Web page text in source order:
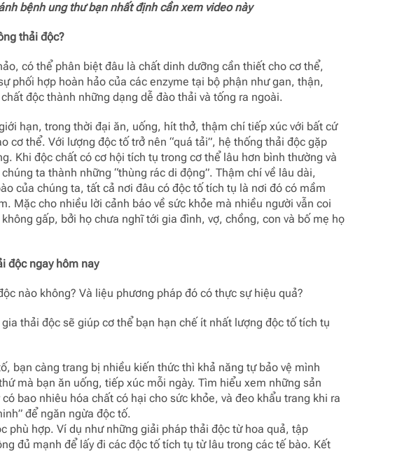
bệnh ung thư bạn nhất định cần xem video này
thải độc?
có thể phân biệt đâu là chất dinh dưỡng cần thiết cho cơ thể,
phối hợp hoàn hảo của các enzyme tại bộ phận như gan, thận,
độc thành những dạng dễ đào thải và tống ra ngoài.
hạn, trong thời đại ăn, uống, hít thở, thậm chí tiếp xúc với bất cứ
cơ thể. Với lượng độc tố trở nên “quá tải”, hệ thống thải độc gặp
Khi độc chất có cơ hội tích tụ trong cơ thể lâu hơn bình thường và
ta thành những “thùng rác di động”. Thậm chí về lâu dài,
của chúng ta, tất cả nơi đâu có độc tố tích tụ là nơi đó có mầm
Mặc cho nhiều lời cảnh báo về sức khỏe mà nhiều người vẫn coi
gấp, bởi họ chưa nghĩ tới gia đình, vợ, chồng, con và bố mẹ họ
độc ngay hôm nay
nào không? Và liệu phương pháp đó có thực sự hiệu quả?
thải độc sẽ giúp cơ thể bạn hạn chế ít nhất lượng độc tố tích tụ
bạn càng trang bị nhiều kiến thức thì khả năng tự bảo vệ mình
mà bạn ăn uống, tiếp xúc mỗi ngày. Tìm hiểu xem những sản
bao nhiêu hóa chất có hại cho sức khỏe, và đeo khẩu trang khi ra
để ngăn ngừa độc tố.
phù hợp. Ví dụ như những giải pháp thải độc từ hoa quả, tập
đủ mạnh để lấy đi các độc tố tích tụ từ lâu trong các tế bào. Kết